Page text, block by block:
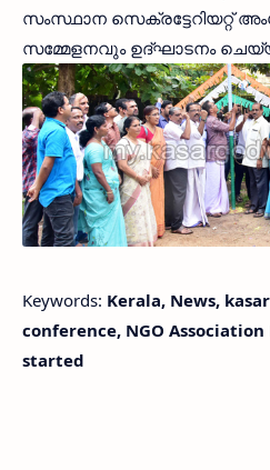
സംസ്ഥാന സെക്രട്ടേറിയറ്റ്
സമ്മേളനവും ഉദ്ഘാടനം
Keywords: Kerala, News,
conference, NGO
started